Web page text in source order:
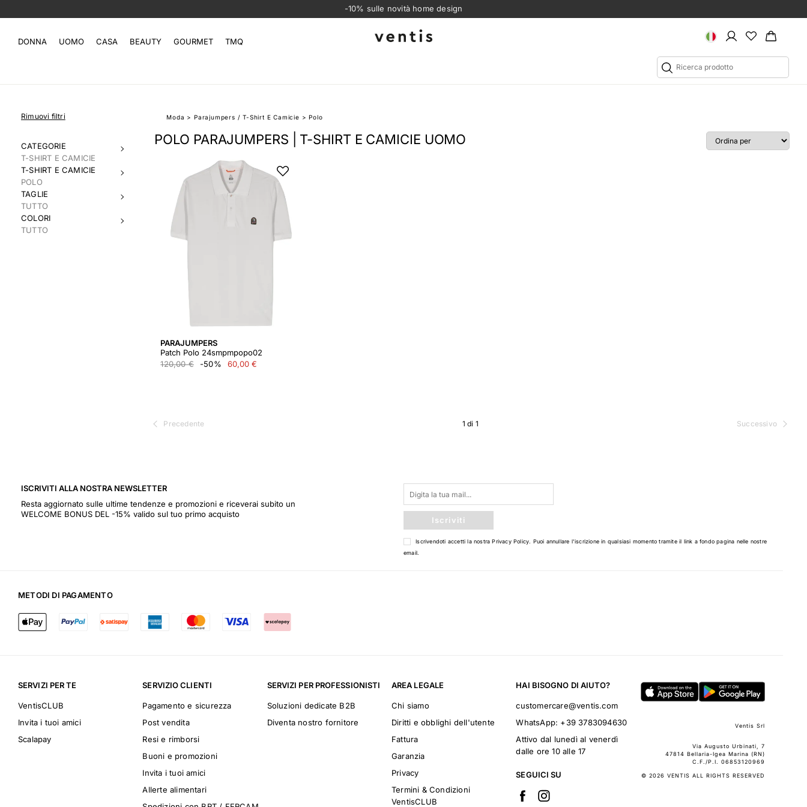
-10% sulle novità home design
Ventis
DONNA UOMO CASA BEAUTY GOURMET TMQ
Moda > Parajumpers /T-Shirt E Camicie > Polo
POLO PARAJUMPERS | T-SHIRT E CAMICIE UOMO
PARAJUMPERS
Patch Polo 24smpmpopo02
120,00 €
-50% 60,00 €
Precedente 1 di 1 Successivo
Rimuovi filtri
CATEGORIE
T-SHIRT E CAMICIE
T-SHIRT E CAMICIE
POLO
TAGLIE
TUTTO
COLORI
TUTTO
ISCRIVITI ALLA NOSTRA NEWSLETTER
Resta aggiornato sulle ultime tendenze e promozioni e riceverai subito un
WELCOME BONUS DEL -15% valido sul tuo primo acquisto
Iscriviti
Iscrivendoti accetti la nostraPrivacy Policy . Puoi annullare l'iscrizione in qualsiasi momento tramite il link a fondo pagina nelle nostre
email.
METODI DI PAGAMENTO
SERVIZI PER TE
VentisCLUB
Invita i tuoi amici
Scalapay
SERVIZIO CLIENTI
Pagamento e sicurezza
Post vendita
Resi e rimborsi
Buoni e promozioni
Invita i tuoi amici
Allerte alimentari
SERVIZI PER PROFESSIONISTI
Soluzioni dedicate B2B
Diventa nostro fornitore
AREA LEGALE
Chi siamo
Diritti e obblighi dell'utente
Fattura
Garanzia
Privacy
Termini & Condizioni
VentisCLUB
HAI BISOGNO DI AIUTO?
customercare@ventis.com
WhatsApp: +39 3783094630
Attivo dal lunedì al venerdì
dalle ore 10 alle 17
SEGUICI SU
Ventis Srl
Via Augusto Urbinati, 7
47814 Bellaria-Igea Marina (RN)
C.F./P.I. 06853120969
© 2026 VENTIS ALL RIGHTS RESERVED